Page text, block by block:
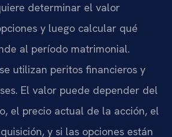
determinar el valor
y luego calcular qué
al período matrimonial.
utilizan peritos financieros y
El valor puede depender del
el precio actual de la acción, el
y si las opciones están